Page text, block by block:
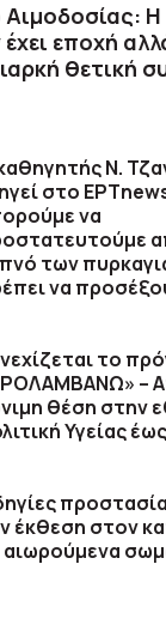
H
εποχή
θετική
Ν.
στο
να
των
να
το
–
θέση στην
Υγείας
έκθεση στον
αιωρούμενα